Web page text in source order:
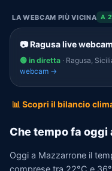
LA WEBCAM PIÙ VICINA A
📷 Ragusa live
🟢 in diretta · Ragusa,
webcam →
📊 Scopri il bilancio
Che tempo fa oggi
Oggi a Mazzarrone il